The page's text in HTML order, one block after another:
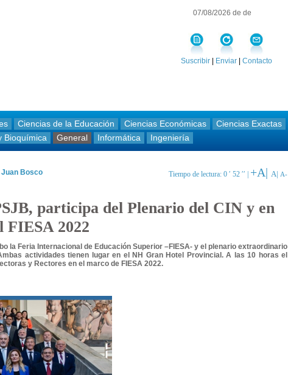
07/08/2026 de de
Suscribir Enviar Contacto
Ciencias de la Educación Ciencias Económicas Ciencias Exactas
Bioquímica General Informática Ingeniería
Tiempo de lectura: 0 ′ 52 ′′ | +A| A| A-
Juan Bosco
participa del Plenario del CIN y en
2022
la Feria Internacional de Educación Superior –FIESA- y el plenario extraordinario
actividades tienen lugar en el NH Gran Hotel Provincial. A las 10 horas el
y Rectores en el marco de FIESA 2022.